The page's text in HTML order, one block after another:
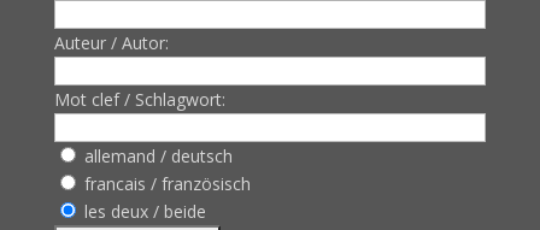
Auteur / Autor:
Mot clef / Schlagwort:
allemand / deutsch
francais / französisch
les deux / beide